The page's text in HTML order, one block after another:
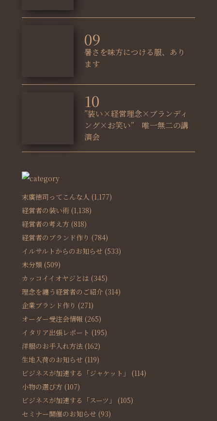
09
暑さを味方につける服、あり
ます
10
”装い×経営理念×ブランディ
ング×お笑い” 唯一無二の講
演会
末廣徳司ってこんな人 (1,177)
経営者の装い術(1,138)
経営者の考え方 (818)
経営者のブランド作り (784)
イルサルトからのお知らせ (533)
未分類 (509)
カッコイイオヤジとは (345)
理念を纏う経営者のご紹介 (314)
企業ブランド作り (271)
オーダー受注会情報 (265)
イタリア出張レポート (195)
洋服のお手入れ方法(162)
生地入荷のお知らせ (119)
ビジネスが加速する「ジャケット」
(114)
小物の選び方 (107)
ビジネスが加速する「スーツ」
(105)
セミナー開催のお知らせ (93)